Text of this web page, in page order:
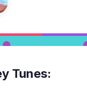
Tunes: